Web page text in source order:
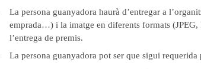
La persona guanyadora haurà d’entregar a
emprada…) i la imatge en diferents formats (JPEG,
l’entrega de premis.
La persona guanyadora pot ser que sigui